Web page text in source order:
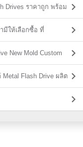
Drives ราคาถูก พร้อม
มีให้เลือกซื้อ ที่
New Mold Custom
Flash Drive ผลิต